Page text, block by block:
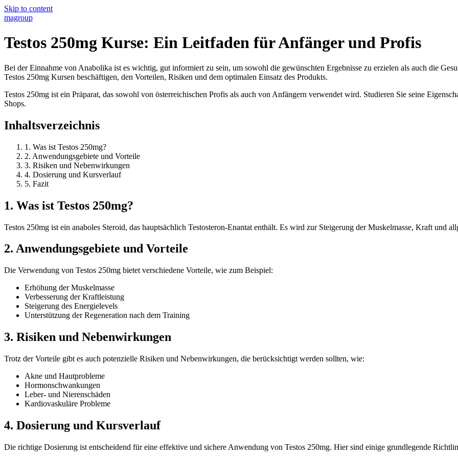
Skip to content
magroup
Testos 250mg Kurse: Ein Leitfaden für Anfänger und Profis
Bei der Einnahme von Anabolika ist es wichtig, gut informiert zu sein, um sowohl die gewünschten Ergebnisse zu erzielen als auch die
Testos 250mg Kursen beschäftigen, den Vorteilen, Risiken und dem optimalen Einsatz des Produkts.
Testos 250mg ist ein Präparat, das sowohl von österreichischen Profis als auch von Anfängern verwendet wird. Studieren Sie seine
Shops.
Inhaltsverzeichnis
1. Was ist Testos 250mg?
2. Anwendungsgebiete und Vorteile
3. Risiken und Nebenwirkungen
4. Dosierung und Kursverlauf
5. Fazit
1. Was ist Testos 250mg?
Testos 250mg ist ein anaboles Steroid, das hauptsächlich Testosteron-Enantat enthält. Es wird zur Steigerung der Muskelmasse, Kraft und
2. Anwendungsgebiete und Vorteile
Die Verwendung von Testos 250mg bietet verschiedene Vorteile, wie zum Beispiel:
Erhöhung der Muskelmasse
Verbesserung der Kraftleistung
Steigerung des Energielevels
Unterstützung der Regeneration nach dem Training
3. Risiken und Nebenwirkungen
Trotz der Vorteile gibt es auch potenzielle Risiken und Nebenwirkungen, die berücksichtigt werden sollten, wie:
Akne und Hautprobleme
Hormonschwankungen
Leber- und Nierenschäden
Kardiovaskuläre Probleme
4. Dosierung und Kursverlauf
Die richtige Dosierung ist entscheidend für eine effektive und sichere Anwendung von Testos 250mg. Hier sind einige grundlegende